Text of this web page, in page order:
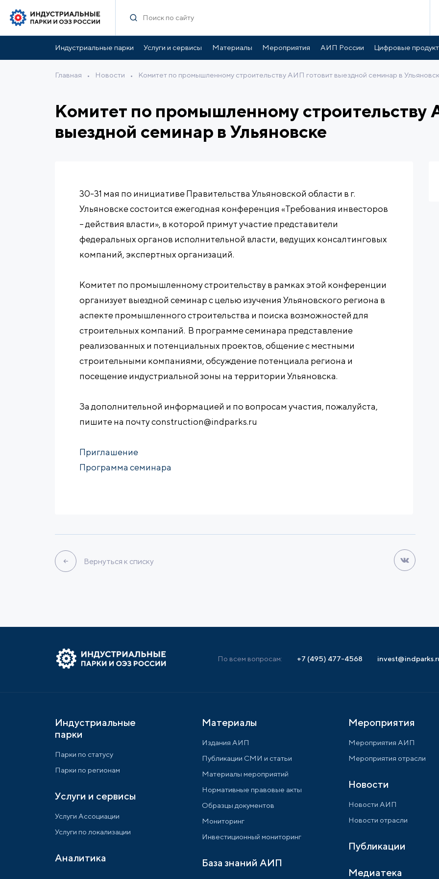
Индустриальные парки Услуги и сервисы Материалы Мероприятия АИП России Цифровые
Главная • Новости • Комитет по промышленному строительству АИП готовит выездной семинар в
Комитет по промышленному строительству
выездной семинар в Ульяновске
30-31 мая по инициативе Правительства Ульяновской области в г.
Ульяновске состоится ежегодная конференция «Требования инвесторов
– действия власти», в которой примут участие представители
федеральных органов исполнительной власти, ведущих консалтинговых
компаний, экспертных организаций.
Комитет по промышленному строительству в рамках этой конференции
организует выездной семинар с целью изучения Ульяновского региона в
аспекте промышленного строительства и поиска возможностей для
строительных компаний. В программе семинара представление
реализованных и потенциальных проектов, общение с местными
строительными компаниями, обсуждение потенциала региона и
посещение индустриальной зоны на территории Ульяновска.
За дополнительной информацией и по вопросам участия, пожалуйста,
пишите на почту construction@indparks.ru
Приглашение
Программа семинара
Вернуться к списку
По всем вопросам: +7 (495) 477-4568
Индустриальные
парки
Парки по статусу
Парки по регионам
Услуги и сервисы
Услуги Ассоциации
Услуги по локализации
Аналитика
Материалы
Издания АИП
Публикации СМИ и статьи
Материалы мероприятий
Нормативные правовые акты
Образцы документов
Мониторинг
Инвестиционный мониторинг
База знаний АИП
Мероприятия
Мероприятия АИП
Мероприятия отрасли
Новости
Новости АИП
Новости отрасли
Публикации
Медиатека